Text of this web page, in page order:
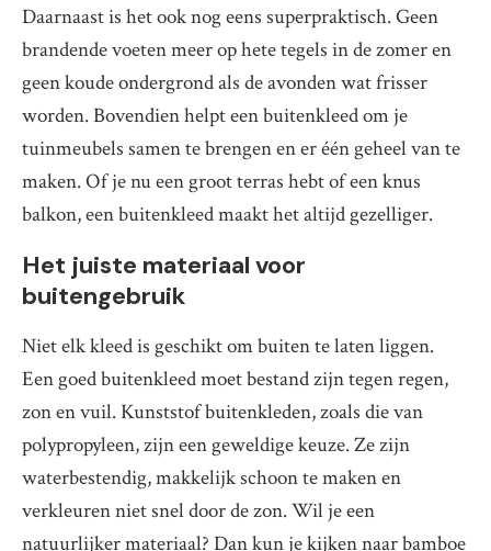
Daarnaast is het ook nog eens superpraktisch. Geen
brandende voeten meer op hete tegels in de zomer en
geen koude ondergrond als de avonden wat frisser
worden. Bovendien helpt een buitenkleed om je
tuinmeubels samen te brengen en er één geheel van te
maken. Of je nu een groot terras hebt of een knus
balkon, een buitenkleed maakt het altijd gezelliger.
Het juiste materiaal voor
buitengebruik
Niet elk kleed is geschikt om buiten te laten liggen.
Een goed buitenkleed moet bestand zijn tegen regen,
zon en vuil. Kunststof buitenkleden, zoals die van
polypropyleen, zijn een geweldige keuze. Ze zijn
waterbestendig, makkelijk schoon te maken en
verkleuren niet snel door de zon. Wil je een
natuurlijker materiaal? Dan kun je kijken naar bamboe